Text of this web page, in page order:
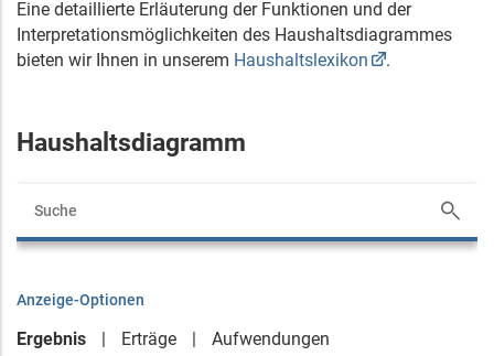
Eine detaillierte Erläuterung der Funktionen und der
Interpretationsmöglichkeiten des Haushaltsdiagrammes
bieten wir Ihnen in unserem Haushaltslexikon .
Haushaltsdiagramm
Anzeige-Optionen
Ergebnis Erträge
Aufwendungen